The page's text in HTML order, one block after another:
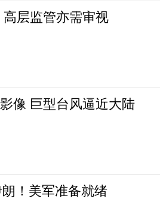
层监管亦需审视
像 巨型台风逼近大陆
！美军准备就绪